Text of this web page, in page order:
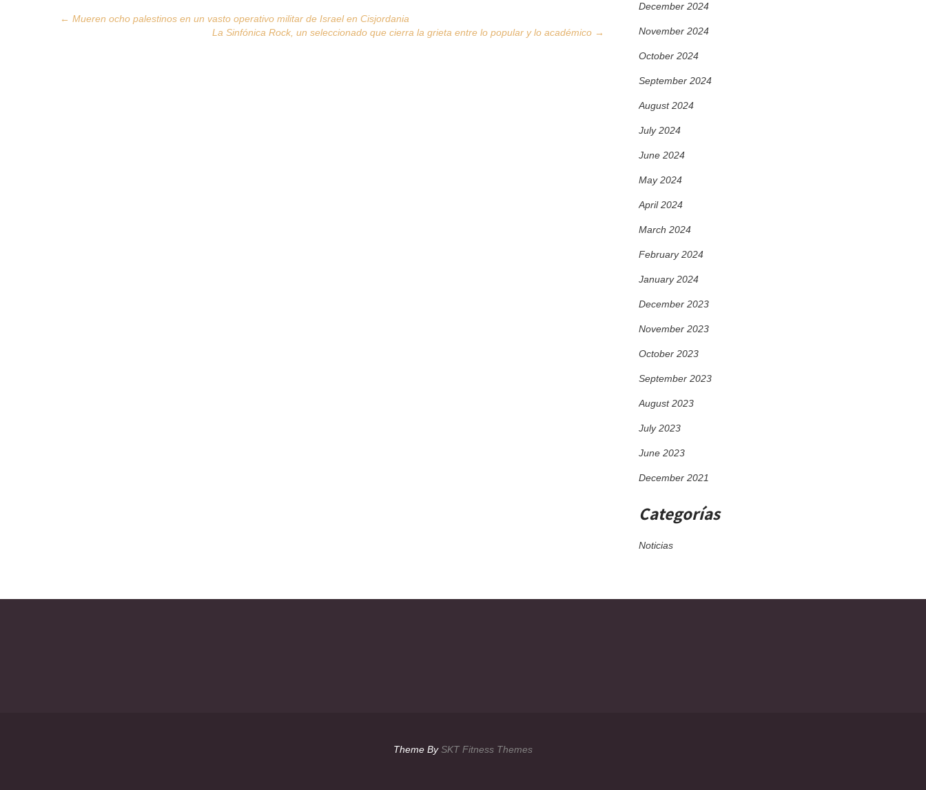
Post
← Mueren ocho palestinos en un vasto operativo militar de Israel en Cisjordania
La Sinfónica Rock, un seleccionado que cierra la grieta entre lo popular y lo académico →
December 2024
November 2024
October 2024
September 2024
August 2024
July 2024
June 2024
May 2024
April 2024
March 2024
February 2024
January 2024
December 2023
November 2023
October 2023
September 2023
August 2023
July 2023
June 2023
December 2021
Categorías
Noticias
Theme BySKT Fitness Themes